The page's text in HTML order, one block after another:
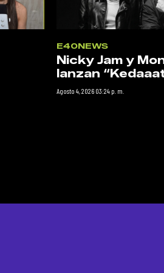
E40NEWS
Nicky Jam y
lanzan
Agosto 4, 2026 03:24 p. m.